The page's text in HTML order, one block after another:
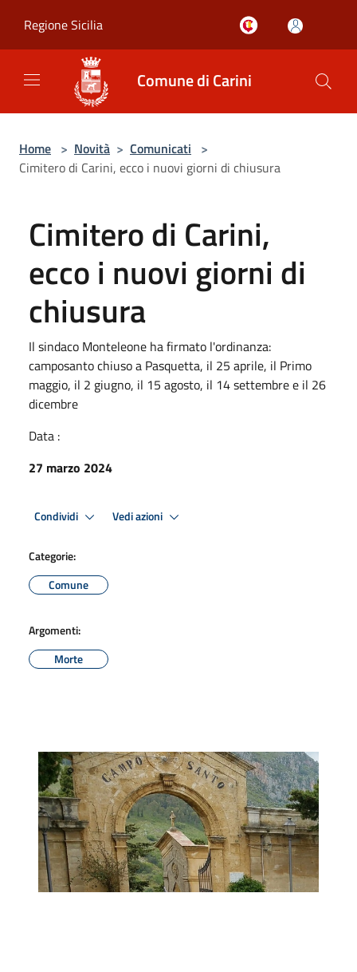
Regione Sicilia
Comune di Carini
Home > Novità > Comunicati >
Cimitero di Carini, ecco i nuovi giorni di chiusura
Cimitero di Carini,
ecco i nuovi giorni di
chiusura
Il sindaco Monteleone ha firmato l'ordinanza:
camposanto chiuso a Pasquetta, il 25 aprile, il Primo
maggio, il 2 giugno, il 15 agosto, il 14 settembre e il 26
dicembre
Data :
27 marzo 2024
Condividi Vedi azioni
Categorie:
Comune
Argomenti:
Morte